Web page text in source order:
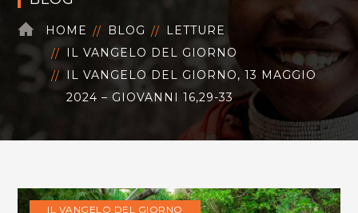
HOME BLOG
LETTURE
IL VANGELO DEL GIORNO
IL VANGELO DEL GIORNO, 13 MAGGIO
2024 – GIOVANNI 16,29-33
IL VANGELO DEL GIORNO